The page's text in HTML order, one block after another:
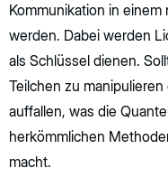
Kommunikation in
werden. Dabei werden
als Schlüssel dienen.
Teilchen zu
auffallen, was die
herkömmlichen
macht.